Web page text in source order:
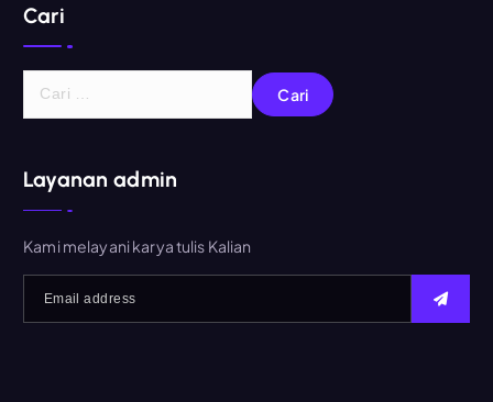
Cari
u
n
u
Layanan admin
Kami melayani karya tulis Kalian